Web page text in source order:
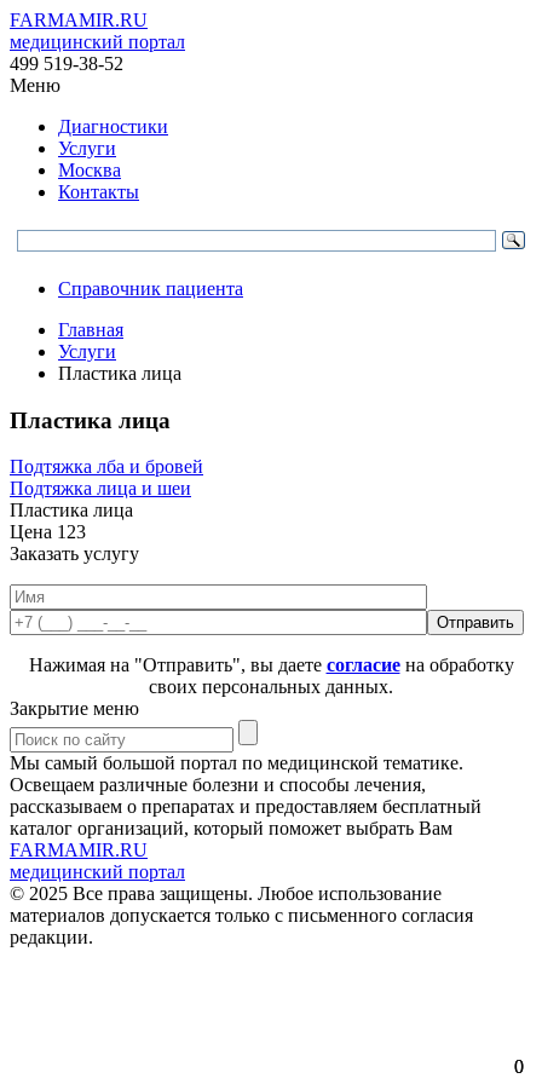
FARMAMIR.RU
медицинский портал
499 519-38-52
Меню
Диагностики
Услуги
Москва
Контакты
Справочник пациента
Главная
Услуги
Пластика лица
Пластика лица
0
Подтяжка лба и бровей
0
Подтяжка лица и шеи
Пластика лица
Цена 123
Заказать услугу
Нажимая на "Отправить", вы даете согласиена обработку
своих персональных данных.
Закрытие меню
Мы самый большой портал по медицинской тематике.
Освещаем различные болезни и способы лечения,
рассказываем о препаратах и предоставляем бесплатный
каталог организаций, который поможет выбрать Вам
FARMAMIR.RU
медицинский портал
© 2025 Все права защищены. Любое использование
материалов допускается только с письменного согласия
редакции.